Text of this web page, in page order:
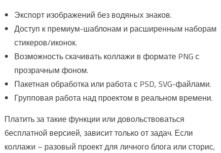
Экспорт изображений без водяных знаков.
Доступ к премиум-шаблонам и расширенным наборам
стикеров/иконок.
Возможность скачивать коллажи в формате PNG с
прозрачным фоном.
Пакетная обработка или работа с PSD, SVG-файлами.
Групповая работа над проектом в реальном времени.
Платить за такие функции или довольствоваться
бесплатной версией, зависит только от задач. Если
коллажи – разовый проект для личного блога или сторис,